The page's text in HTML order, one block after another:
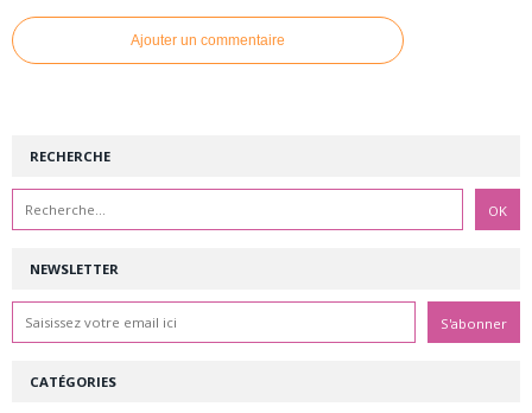
Ajouter un commentaire
NEWSLETTER
RECHERCHE
CATÉGORIES